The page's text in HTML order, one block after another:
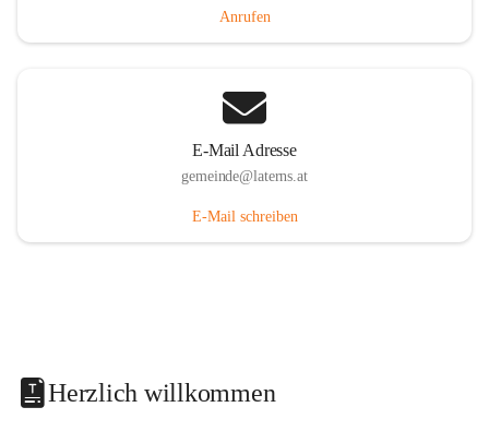
Anrufen
E-Mail Adresse
gemeinde@laterns.at
E-Mail schreiben
Herzlich willkommen